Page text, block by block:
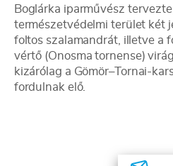
Boglárka iparművész
természetvédelmi terület két
foltos szalamandrát, illetve a
vértő (Onosma tornense)
kizárólag a Gömör–Tornai-
fordulnak elő.